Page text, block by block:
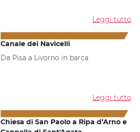
Leggi tutto
Canale dei Navicelli
Da Pisa a Livorno in barca
Leggi tutto
Chiesa di San Paolo a Ripa d’Arno e